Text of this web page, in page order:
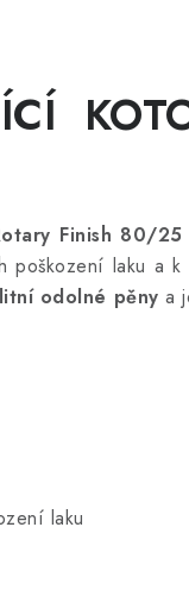
Finish 80/25
poškození laku a
odolné pěny a
laku